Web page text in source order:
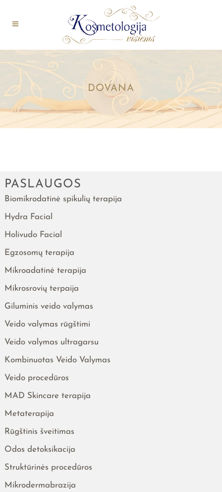
DOVANA
PASLAUGOS
Biomikrodatinė spikulių terapija
Hydra Facial
Holivudo Facial
Egzosomų terapija
Mikroadatinė terapija
Mikrosrovių terpaija
Giluminis veido valymas
Veido valymas rūgštimi
Veido valymas ultragarsu
Kombinuotas Veido Valymas
Veido procedūros
MAD Skincare terapija
Metaterapija
Rūgštinis šveitimas
Odos detoksikacija
Struktūrinės procedūros
Mikrodermabrazija